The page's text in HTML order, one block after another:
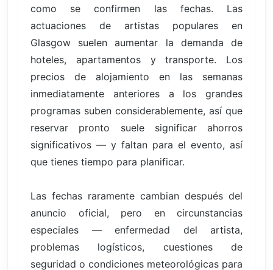
como se confirmen las fechas. Las
actuaciones de artistas populares en
Glasgow suelen aumentar la demanda de
hoteles, apartamentos y transporte. Los
precios de alojamiento en las semanas
inmediatamente anteriores a los grandes
programas suben considerablemente, así que
reservar pronto suele significar ahorros
significativos — y faltan para el evento, así
que tienes tiempo para planificar.
Las fechas raramente cambian después del
anuncio oficial, pero en circunstancias
especiales — enfermedad del artista,
problemas logísticos, cuestiones de
seguridad o condiciones meteorológicas para